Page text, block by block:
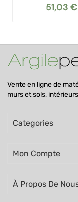
51,03 €
Vente en ligne de
murs et sols,
Categories
Mon Compte
À Propos De